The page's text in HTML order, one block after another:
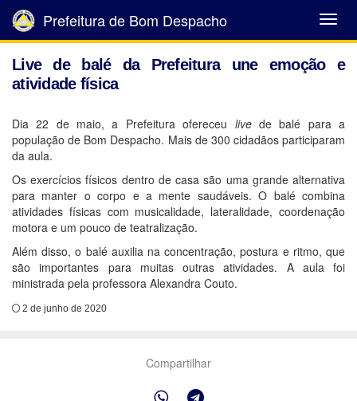
Abrir
Menu
Prefeitura de Bom Despacho
Live de balé da Prefeitura une emoção e
atividade física
Dia 22 de maio, a Prefeitura ofereceu livede balé para a
população de Bom Despacho. Mais de 300 cidadãos participaram
da aula.
Os exercícios físicos dentro de casa são uma grande alternativa
para manter o corpo e a mente saudáveis. O balé combina
atividades físicas com musicalidade, lateralidade, coordenação
motora e um pouco de teatralização.
Além disso, o balé auxilia na concentração, postura e ritmo, que
são importantes para muitas outras atividades. A aula foi
ministrada pela professora Alexandra Couto.
2 de junho de 2020
Compartilhar